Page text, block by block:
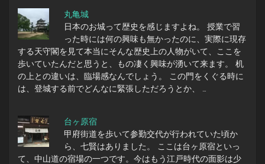
丸亀城
日本のお城って歴史を感じますよね。 授業で習
った時には何の興味も無かったのに、実際に現存
する天守閣を見て本当にそんな歴史上の人物がいて、ここを
歩いていたんだと思うと、もの凄く興味が湧いて来ます。 机
の上との違いは、臨場感なんでしょう。 この門をくぐる時に
は、登城する前でどんなに緊張しただろうとか、 …
台ヶ原宿
甲府街道を歩いて参勤交代が行われていた頃か
ら、七賢はありました。 ここは台ヶ原宿といっ
て、中山道の宿場の一つです。今はもう江戸時代の面影は少